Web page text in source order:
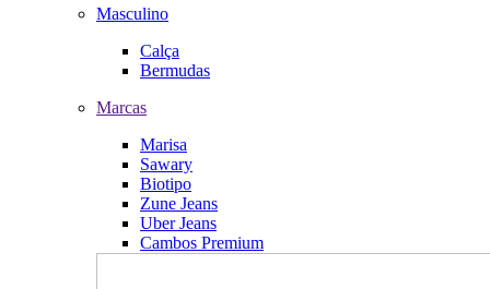
Masculino
Calça
Bermudas
Marcas
Marisa
Sawary
Biotipo
Zune Jeans
Uber Jeans
Cambos Premium